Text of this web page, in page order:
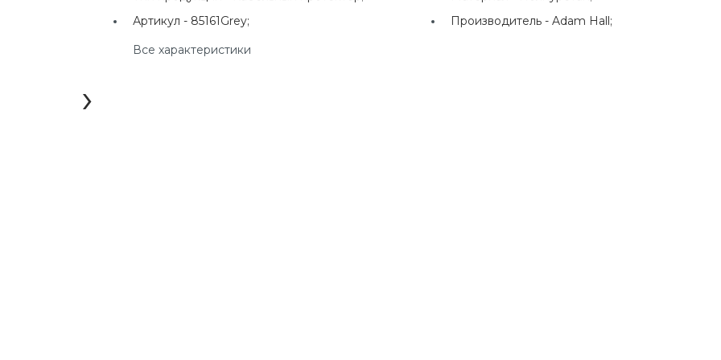
Клары Цеткин, д. 4
›
Артикул - 85161Grey; Производитель -Adam Hall;
Все характеристики